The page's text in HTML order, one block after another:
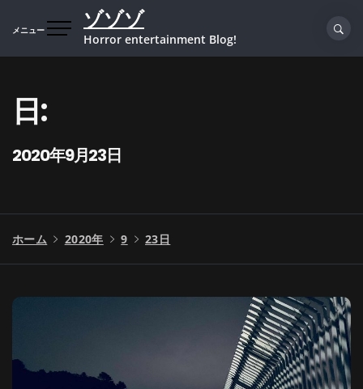
メニュー ゾゾゾ
Horror entertainment Blog!
日:
2020年9月23日
ホーム 2020年 9 23日